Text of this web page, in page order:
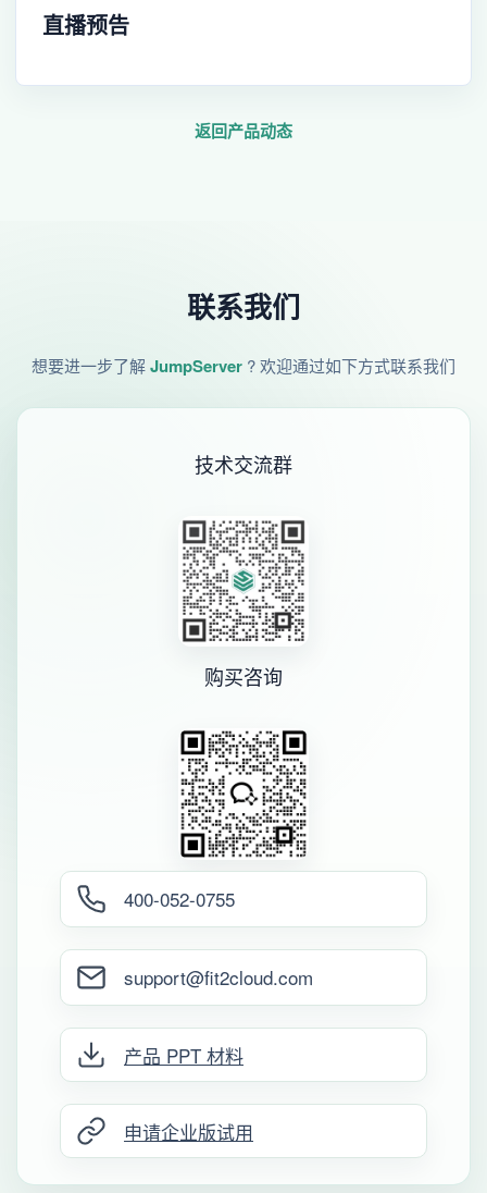
直播预告
返回产品动态
联系我们
想要进一步了解JumpServer ? 欢迎通过如下方式联系我们
技术交流群
购买咨询
400-052-0755
support@fit2cloud.com
产品 PPT 材料
申请企业版试用